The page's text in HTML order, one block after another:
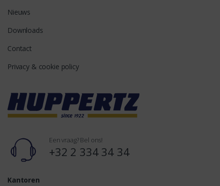
Nieuws
Downloads
Contact
Privacy & cookie policy
Een vraag? Bel ons!
+32 2 334 34 34
Kantoren